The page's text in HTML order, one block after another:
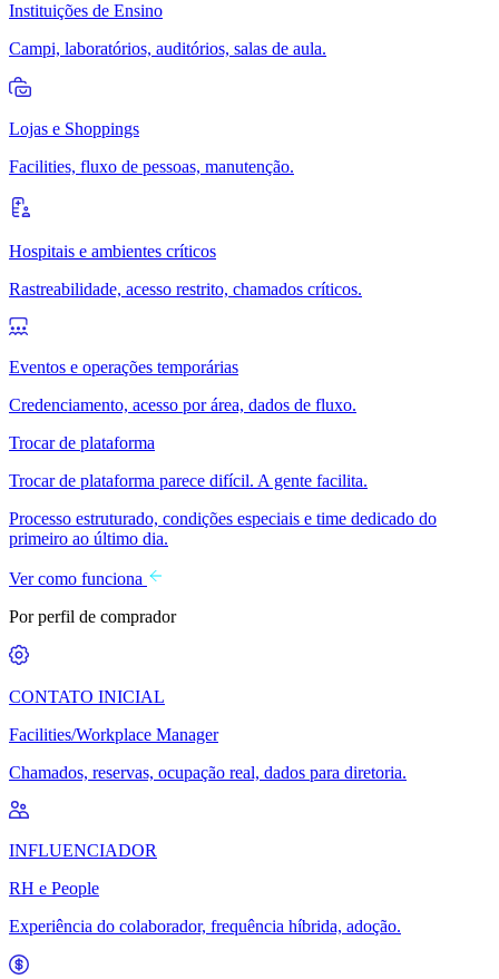
Instituições de Ensino
Campi, laboratórios, auditórios, salas de aula.
Lojas e Shoppings
Facilities, fluxo de pessoas, manutenção.
Hospitais e ambientes críticos
Rastreabilidade, acesso restrito, chamados críticos.
Eventos e operações temporárias
Credenciamento, acesso por área, dados de fluxo.
Trocar de plataforma
Trocar de plataforma parece difícil. A gente facilita.
Processo estruturado, condições especiais e time dedicado do
primeiro ao último dia.
Ver como funciona
Por perfil de comprador
CONTATO INICIAL
Facilities/Workplace Manager
Chamados, reservas, ocupação real, dados para diretoria.
INFLUENCIADOR
RH e People
Experiência do colaborador, frequência híbrida, adoção.